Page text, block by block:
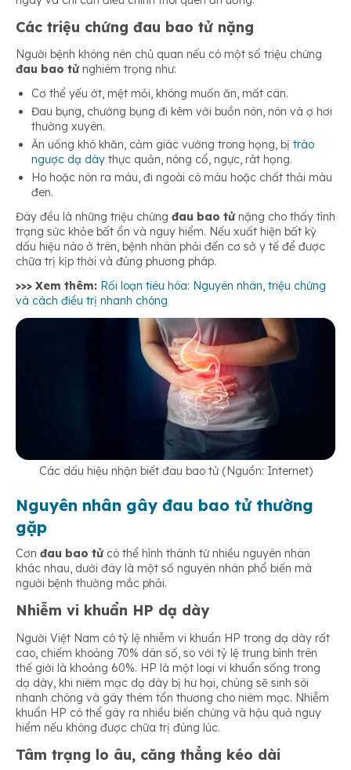
Các triệu chứng đau bao tử nặng
Người bệnh không nên chủ quan nếu có một số triệu chứng
đau bao tửnghiêm trọng như:
Cơ thể yếu ớt, mệt mỏi, không muốn ăn, mất cân.
Đau bụng, chướng bụng đi kèm với buồn nôn, nôn và ợ hơi
thường xuyên.
Ăn uống khó khăn, cảm giác vướng trong họng, bị trào
ngược dạ dày thực quản, nóng cổ, ngực, rát họng.
Ho hoặc nôn ra máu, đi ngoài có máu hoặc chất thải màu
đen.
Đây đều là những triệu chứng đau bao tửnặng cho thấy tình
trạng sức khỏe bất ổn và nguy hiểm. Nếu xuất hiện bất kỳ
dấu hiệu nào ở trên, bệnh nhân phải đến cơ sở y tế để được
chữa trị kịp thời và đúng phương pháp.
>>> Xem thêm: Rối loạn tiêu hóa: Nguyên nhân, triệu chứng
và cách điều trị nhanh chóng
Các dấu hiệu nhận biết đau bao tử (Nguồn: Internet)
Nguyên nhân gây đau bao tử thường
gặp
Cơn đau bao tửcó thể hình thành từ nhiều nguyên nhân
khác nhau, dưới đây là một số nguyên nhân phổ biến mà
người bệnh thường mắc phải.
Nhiễm vi khuẩn HP dạ dày
Người Việt Nam có tỷ lệ nhiễm vi khuẩn HP trong dạ dày rất
cao, chiếm khoảng 70% dân số, so với tỷ lệ trung bình trên
thế giới là khoảng 60%. HP là một loại vi khuẩn sống trong
dạ dày, khi niêm mạc dạ dày bị hư hại, chúng sẽ sinh sôi
nhanh chóng và gây thêm tổn thương cho niêm mạc. Nhiễm
khuẩn HP có thể gây ra nhiều biến chứng và hậu quả nguy
hiểm nếu không được chữa trị đúng lúc.
Tâm trạng lo âu, căng thẳng kéo dài